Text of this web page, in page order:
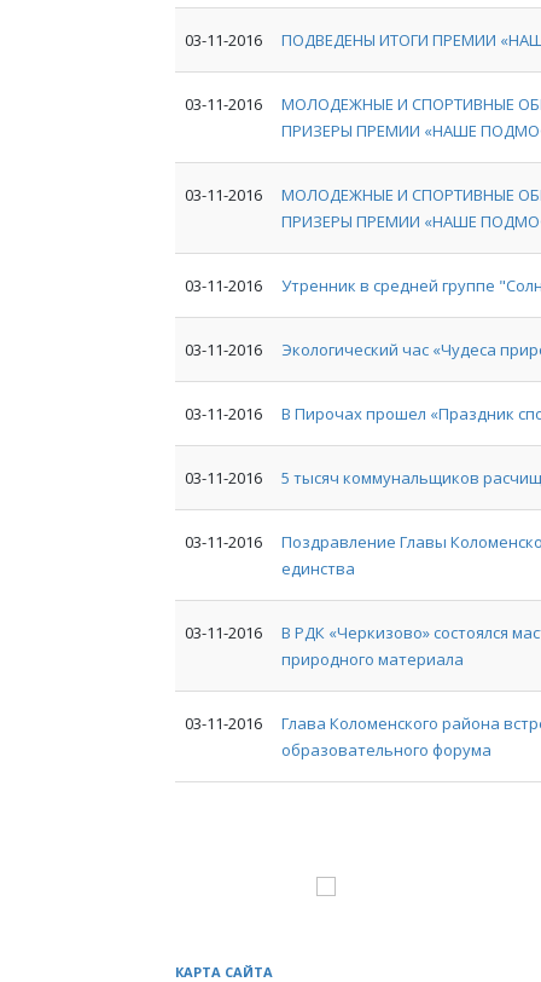
03-11-2016 ПОДВЕДЕНЫ ИТОГИ ПРЕМИИ
03-11-2016
МОЛОДЕЖНЫЕ И СПОРТИВНЫЕ
ПРИЗЕРЫ ПРЕМИИ «НАШЕ
03-11-2016
МОЛОДЕЖНЫЕ И СПОРТИВНЫЕ
ПРИЗЕРЫ ПРЕМИИ «НАШЕ
03-11-2016 Утренник в средней группе
03-11-2016 Экологический час «Чудеса
03-11-2016 В Пирочах прошел «Праздник
03-11-2016 5 тысяч коммунальщиков
03-11-2016
Поздравление Главы
единства
03-11-2016
В РДК «Черкизово» состоялся
природного материала
03-11-2016
Глава Коломенского района
образовательного форума
КАРТА САЙТА